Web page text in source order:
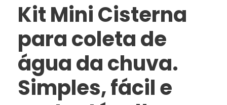
4
0
l
+
Kit Mini Cisterna
para coleta de
água da chuva.
Simples, fácil e